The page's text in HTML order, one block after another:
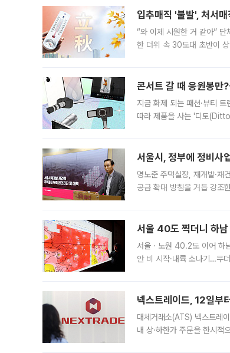
입추매직 '불발', 처서
“와 이제 시원한 거 같아”
한 더위 속 30도대 초반이
콘서트 갈 때 응원봉
지금 화제 되는 패션·뷰티
따라 제품을 사는 '디토
서울시, 정부에 정비
명노준 주택실장, 재개발·재
공급 확대 방침을 거듭 강조
서울 40도 찍더니 하
서울ㆍ노원 40.2도 이어 하
안 비 시작·내륙 소나기…무
넥스트레이드, 12일부
대체거래소(ATS) 넥스트레
내 상·하한가 주문을 한시적